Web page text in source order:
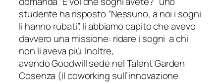
studente ha risposto “Nessuno, a noi i sogni
li hanno rubati”. li abbiamo capito che avevo
davvero una missione: ridare i sogni a chi
non li aveva più. Inoltre,
avendoGoodwillsede nel Talent Garden
Cosenza (ilcoworking sull’innovazione